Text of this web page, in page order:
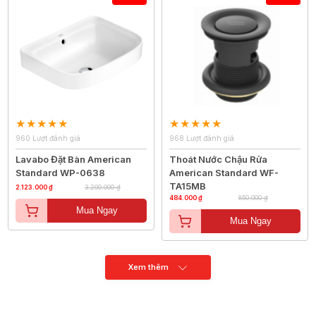
960 Lượt đánh giá
Lavabo Đặt Bàn American
Standard WP-0638
2.123.000 ₫ 3.200.000 ₫
Mua Ngay
968 Lượt đánh giá
Thoát Nước Chậu Rửa
American Standard WF-
TA15MB
484.000 ₫ 850.000 ₫
Mua Ngay
Xem thêm